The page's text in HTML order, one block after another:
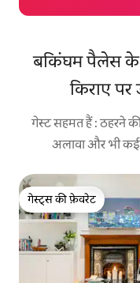
बकिंघम पैलेस के
किराए
गेस्ट सहमत हैं : ठहरने
अलावा और भी कई
गेस्ट्स की फ़ेवरेट
गेस्ट्स की फ़ेवरेट